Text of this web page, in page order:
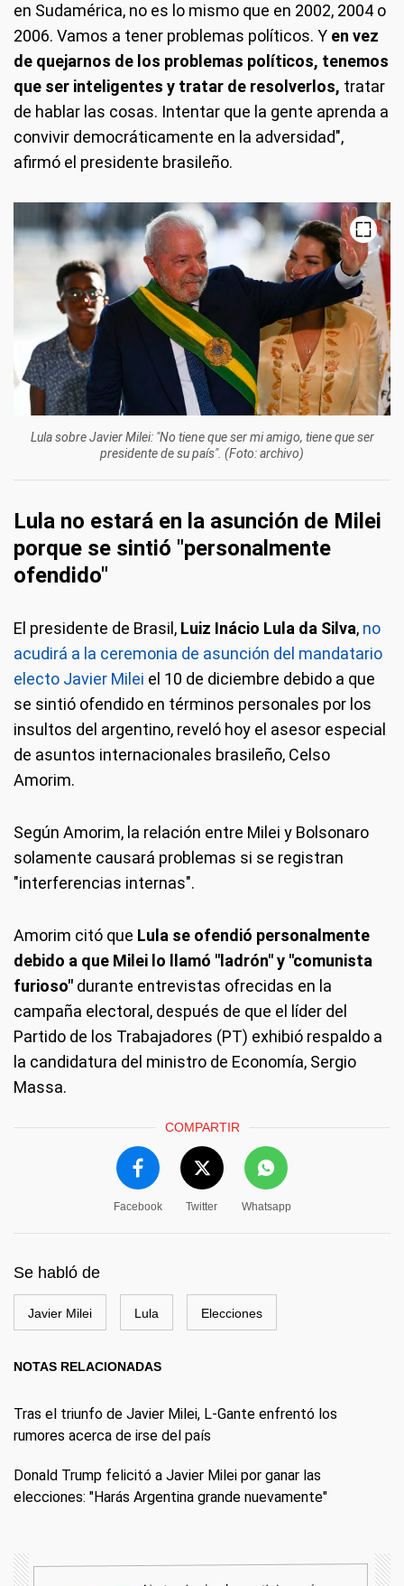
en Sudamérica, no es lo mismo que en 2002, 2004 o
2006. Vamos a tener problemas políticos. Y en vez
de quejarnos de los problemas políticos, tenemos
que ser inteligentes y tratar de resolverlos, tratar
de hablar las cosas. Intentar que la gente aprenda a
convivir democráticamente en la adversidad",
afirmó el presidente brasileño.
Lula sobre Javier Milei: "No tiene que ser mi amigo, tiene que ser
presidente de su país". (Foto: archivo)
Lula no estará en la asunción de Milei
porque se sintió "personalmente
ofendido"
El presidente de Brasil, Luiz Inácio Lula da Silva, no
acudirá a la ceremonia de asunción del mandatario
electo Javier Milei el 10 de diciembre debido a que
se sintió ofendido en términos personales por los
insultos del argentino, reveló hoy el asesor especial
de asuntos internacionales brasileño, Celso
Amorim.
Según Amorim, la relación entre Milei y Bolsonaro
solamente causará problemas si se registran
"interferencias internas".
Amorim citó que Lula se ofendió personalmente
debido a que Milei lo llamó "ladrón" y "comunista
furioso" durante entrevistas ofrecidas en la
campaña electoral, después de que el líder del
Partido de los Trabajadores (PT) exhibió respaldo a
la candidatura del ministro de Economía, Sergio
Massa.
COMPARTIR
Facebook Twitter Whatsapp
Se habló de
Javier Milei Lula Elecciones
NOTAS RELACIONADAS
Tras el triunfo de Javier Milei, L-Gante enfrentó los
rumores acerca de irse del país
Donald Trump felicitó a Javier Milei por ganar las
elecciones: "Harás Argentina grande nuevamente"